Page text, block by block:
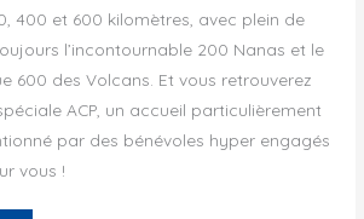
400 et 600 kilomètres, avec plein de
l’incontournable 200 Nanas et le
600 des Volcans. Et vous retrouverez
ACP, un accueil particulièrement
par des bénévoles hyper engagés
vous !